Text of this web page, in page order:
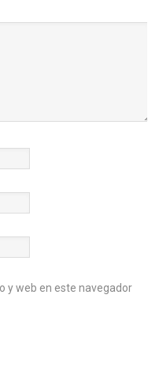
y web en este navegador